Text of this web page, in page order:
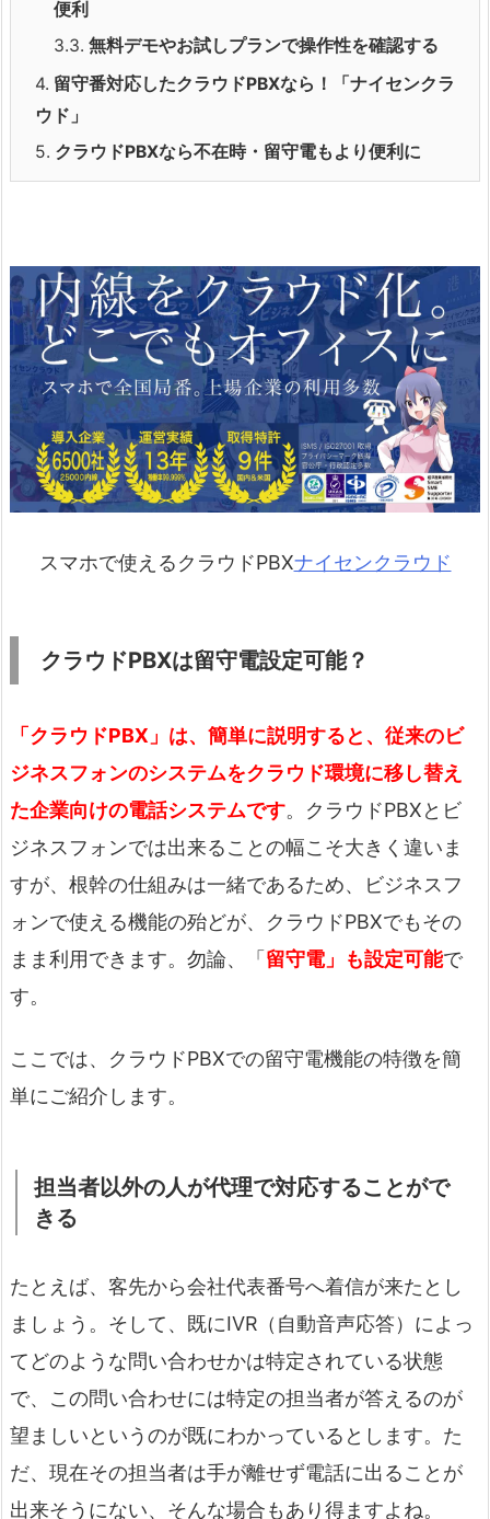
便利
3.3. 無料デモやお試しプランで操作性を確認する
4. 留守番対応したクラウドPBXなら！「ナイセンクラ
ウド」
5. クラウドPBXなら不在時・留守電もより便利に
スマホで使えるクラウドPBXナイセンクラウド
クラウドPBXは留守電設定可能？
「クラウドPBX」は、簡単に説明すると、従来のビ
ジネスフォンのシステムをクラウド環境に移し替え
た企業向けの電話システムです。クラウドPBXとビ
ジネスフォンでは出来ることの幅こそ大きく違いま
すが、根幹の仕組みは一緒であるため、ビジネスフ
ォンで使える機能の殆どが、クラウドPBXでもその
まま利用できます。勿論、「 留守電」も設定可能で
す。
ここでは、クラウドPBXでの留守電機能の特徴を簡
単にご紹介します。
担当者以外の人が代理で対応することがで
きる
たとえば、客先から会社代表番号へ着信が来たとし
ましょう。そして、既にIVR（自動音声応答）によっ
てどのような問い合わせかは特定されている状態
で、この問い合わせには特定の担当者が答えるのが
望ましいというのが既にわかっているとします。た
だ、現在その担当者は手が離せず電話に出ることが
出来そうにない、そんな場合もあり得ますよね。